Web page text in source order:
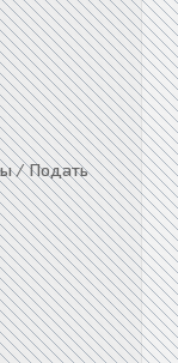
/ Подать